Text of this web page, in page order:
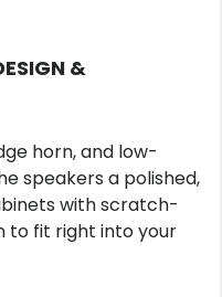
&
horn, and low-
speakers a polished,
with scratch-
to fit right into your